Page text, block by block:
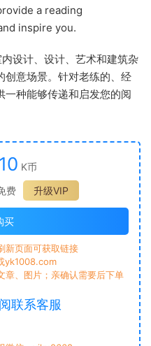
a reading
inspire you.
设计、设计、艺术和建筑杂
创意场景。针对老练的、经
一种能够传递和启发您的阅
10 K币
费
升级VIP
买
新页面可获取链接
yk1008.com
章、图片；亲确认需要后下单
联系客服